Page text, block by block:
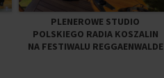
PLENEROWE STUDIO
POLSKIEGO RADIA KOSZALIN
NA FESTIWALU REGGAENWALDE